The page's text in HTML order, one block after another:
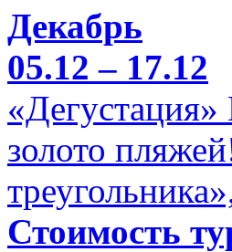
Декабрь
05.12 – 17.12
золото
Стоимость